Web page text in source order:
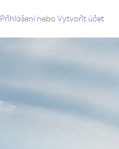
Přihlášení neboVytvořit účet